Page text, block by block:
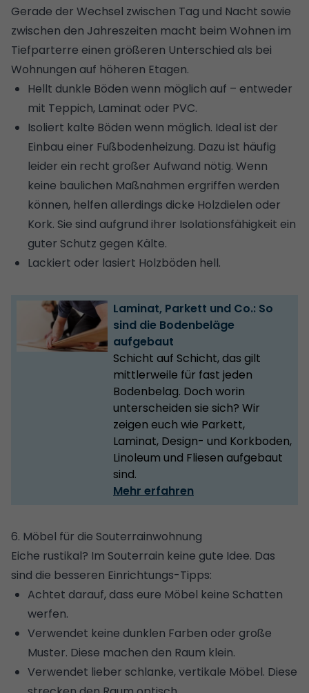
Gerade der Wechsel zwischen Tag und Nacht sowie
zwischen den Jahreszeiten macht beim Wohnen im
Tiefparterre einen größeren Unterschied als bei
Wohnungen auf höheren Etagen.
Hellt dunkle Böden wenn möglich auf – entweder
mit Teppich, Laminat oder PVC.
Isoliert kalte Böden wenn möglich. Ideal ist der
Einbau einer Fußbodenheizung. Dazu ist häufig
leider ein recht großer Aufwand nötig. Wenn
keine baulichen Maßnahmen ergriffen werden
können, helfen allerdings dicke Holzdielen oder
Kork. Sie sind aufgrund ihrer Isolationsfähigkeit ein
guter Schutz gegen Kälte.
Lackiert oder lasiert Holzböden hell.
Laminat, Parkett und Co.: So
sind die Bodenbeläge
aufgebaut
Schicht auf Schicht, das gilt
mittlerweile für fast jeden
Bodenbelag. Doch worin
unterscheiden sie sich? Wir
zeigen euch wie Parkett,
Laminat, Design- und Korkboden,
Linoleum und Fliesen aufgebaut
sind.
Mehr erfahren
6. Möbel für die Souterrainwohnung
Eiche rustikal? Im Souterrain keine gute Idee. Das
sind die besseren Einrichtungs-Tipps:
Achtet darauf, dass eure Möbel keine Schatten
werfen.
Verwendet keine dunklen Farben oder große
Muster. Diese machen den Raum klein.
Verwendet lieber schlanke, vertikale Möbel. Diese